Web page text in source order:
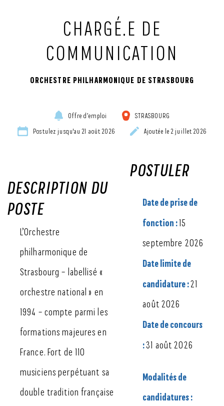
CHARGÉ.E DE
COMMUNICATION
ORCHESTRE PHILHARMONIQUE DE STRASBOURG
Offre d’emploi
STRASBOURG
Postulez jusqu'au 21 août 2026
Ajoutée le 2 juillet 2026
DESCRIPTION DU
POSTE
L’Orchestre
philharmonique de
Strasbourg – labellisé «
orchestre national » en
1994 – compte parmi les
formations majeures en
France. Fort de 110
musiciens perpétuant sa
double tradition française
POSTULER
Date de prise de
fonction :15
septembre 2026
Date limite de
candidature :21
août 2026
Date de concours
:31 août 2026
Modalités de
candidatures :